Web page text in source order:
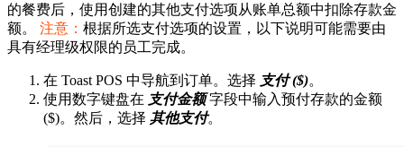
的餐费后，使用创建的其他支付选项从账单总额中扣除存款金
额。 注意： 根据所选支付选项的设置，以下说明可能需要由
具有经理级权限的员工完成。
在 Toast POS 中导航到订单。选择 支付 ($)。
使用数字键盘在 支付金额字段中输入预付存款的金额
($)。然后，选择 其他支付。